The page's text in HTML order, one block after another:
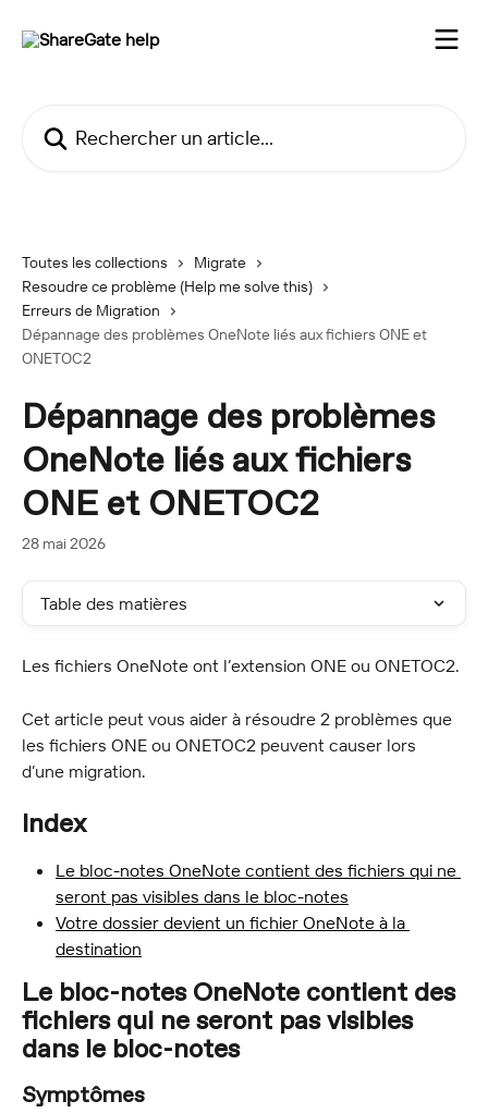
Toutes les collections
Migrate
Resoudre ce problème (Help me solve this)
Erreurs de Migration
Dépannage des problèmes OneNote liés aux fichiers ONE et
ONETOC2
Dépannage des problèmes
OneNote liés aux fichiers
ONE et ONETOC2
28 mai 2026
Table des matières
Les fichiers OneNote ont l’extension ONE ou ONETOC2.
Cet article peut vous aider à résoudre 2 problèmes que
les fichiers ONE ou ONETOC2 peuvent causer lors
d’une migration.
Index
Le bloc-notes OneNote contient des fichiers qui ne
seront pas visibles dans le bloc-notes
Votre dossier devient un fichier OneNote à la
destination
Le bloc-notes OneNote contient des
fichiers qui ne seront pas visibles
dans le bloc-notes
Symptômes